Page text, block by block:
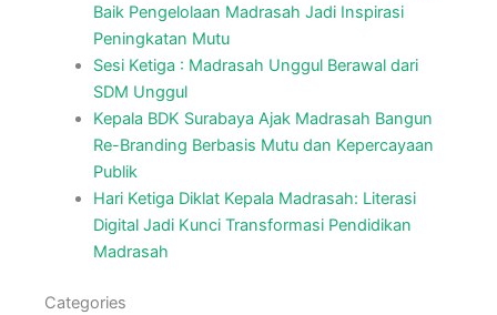
Baik Pengelolaan Madrasah Jadi Inspirasi
Peningkatan Mutu
Sesi Ketiga : Madrasah Unggul Berawal dari
SDM Unggul
Kepala BDK Surabaya Ajak Madrasah Bangun
Re-Branding Berbasis Mutu dan Kepercayaan
Publik
Hari Ketiga Diklat Kepala Madrasah: Literasi
Digital Jadi Kunci Transformasi Pendidikan
Madrasah
Categories